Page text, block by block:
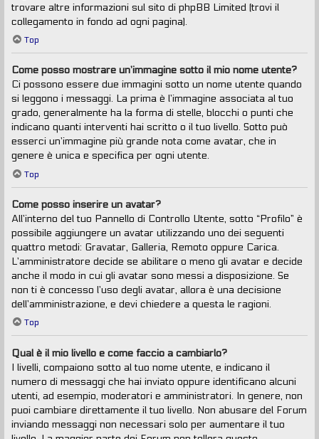
trovare altre informazioni sul sito di phpBB Limited (trovi il
collegamento in fondo ad ogni pagina).
Top
Come posso mostrare un’immagine sotto il mio nome utente?
Ci possono essere due immagini sotto un nome utente quando
si leggono i messaggi. La prima è l’immagine associata al tuo
grado, generalmente ha la forma di stelle, blocchi o punti che
indicano quanti interventi hai scritto o il tuo livello. Sotto può
esserci un’immagine più grande nota come avatar, che in
genere è unica e specifica per ogni utente.
Top
Come posso inserire un avatar?
All’interno del tuo Pannello di Controllo Utente, sotto “Profilo” è
possibile aggiungere un avatar utilizzando uno dei seguenti
quattro metodi: Gravatar, Galleria, Remoto oppure Carica.
L’amministratore decide se abilitare o meno gli avatar e decide
anche il modo in cui gli avatar sono messi a disposizione. Se
non ti è concesso l’uso degli avatar, allora è una decisione
dell’amministrazione, e devi chiedere a questa le ragioni.
Top
Qual è il mio livello e come faccio a cambiarlo?
I livelli, compaiono sotto al tuo nome utente, e indicano il
numero di messaggi che hai inviato oppure identificano alcuni
utenti, ad esempio, moderatori e amministratori. In genere, non
puoi cambiare direttamente il tuo livello. Non abusare del Forum
inviando messaggi non necessari solo per aumentare il tuo